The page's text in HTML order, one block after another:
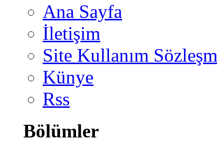
Ana Sayfa
İletişim
Site Kullanım
Künye
Rss
Bölümler